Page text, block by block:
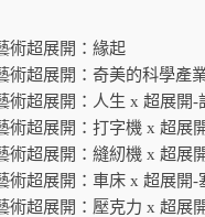
術超展開：緣起
術超展開：奇美的科學產
術超展開：人生 x 超展開-
術超展開：打字機 x 超展
術超展開：縫紉機 x 超展
術超展開：車床 x 超展開
術超展開：壓克力 x 超展